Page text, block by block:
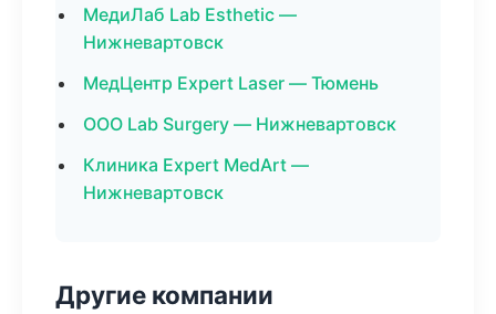
МедиЛаб Lab Esthetic —
Нижневартовск
МедЦентр Expert Laser — Тюмень
ООО Lab Surgery — Нижневартовск
Клиника Expert MedArt —
Нижневартовск
Другие компании